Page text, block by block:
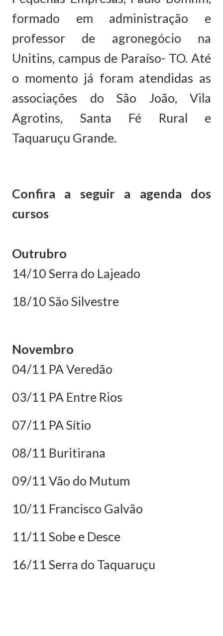
formado em administração e
professor de agronegócio na
Unitins, campus de Paraíso- TO. Até
o momento já foram atendidas as
associações do São João, Vila
Agrotins, Santa Fé Rural e
Taquaruçu Grande.
Confira a seguir a agenda dos
cursos
Outrubro
14/10 Serra do Lajeado
18/10 São Silvestre
Novembro
04/11 PA Veredão
03/11 PA Entre Rios
07/11 PA Sítio
08/11 Buritirana
09/11 Vão do Mutum
10/11 Francisco Galvão
11/11 Sobe e Desce
16/11 Serra do Taquaruçu